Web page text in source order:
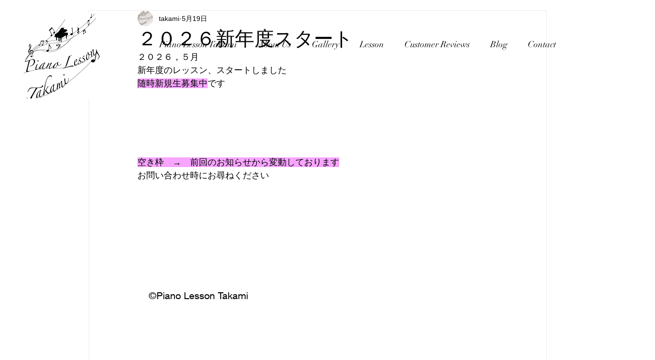
Piano Lesson Takami About Us Gallery Lesson Customer Reviews Blog Contact
２０２６新年度スタート
takami 5月19日
２０２６，５月
新年度のレッスン、スタートしました
随時新規生募集中です
空き枠　→　前回のお知らせから変動しております
お問い合わせ時にお尋ねください
©Piano Lesson Takami